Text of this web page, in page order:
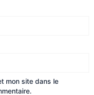
mon site dans le